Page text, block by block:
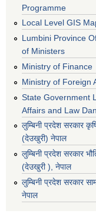
Programme
Local Level GIS
Lumbini Province
of Ministers
Ministry of Finance
Ministry of Foreign
State Government
Affairs and Law
लुम्बिनी प्रदेश सरकार
(देउखुरी) नेपाल
लुम्बिनी प्रदेश सरकार
(देउखुरी ), नेपाल
‌लुम्बिनी प्रदेश सरकार
नेपाल